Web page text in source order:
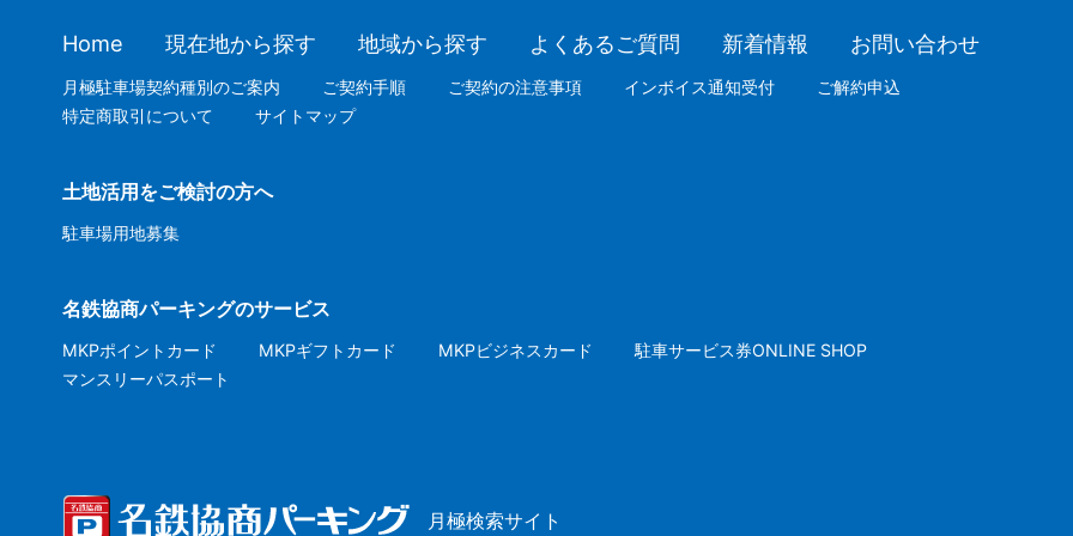
Home 現在地から探す 地域から探す よくあるご質問 新着情報 お問い合わせ
月極駐車場契約種別のご案内 ご契約手順 ご契約の注意事項 インボイス通知受付
ご解約申込
特定商取引について
サイトマップ
土地活用をご検討の方へ
駐車場用地募集
名鉄協商パーキングのサービス
MKPポイントカード MKPギフトカード MKPビジネスカード
駐車サービス券ONLINE SHOP
マンスリーパスポート
月極検索サイト